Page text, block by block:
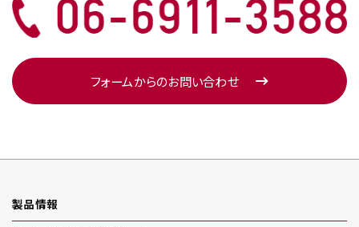
フォームからのお問い合わせ
製品情報